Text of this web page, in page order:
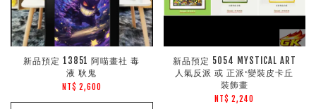
新品預定 13851 阿喵畫社 毒
液 耿鬼
NT$ 2,600
新品預定 5054 MYSTICAL ART
人氣反派 或 正派·變裝皮卡丘
裝飾畫
NT$ 2,240